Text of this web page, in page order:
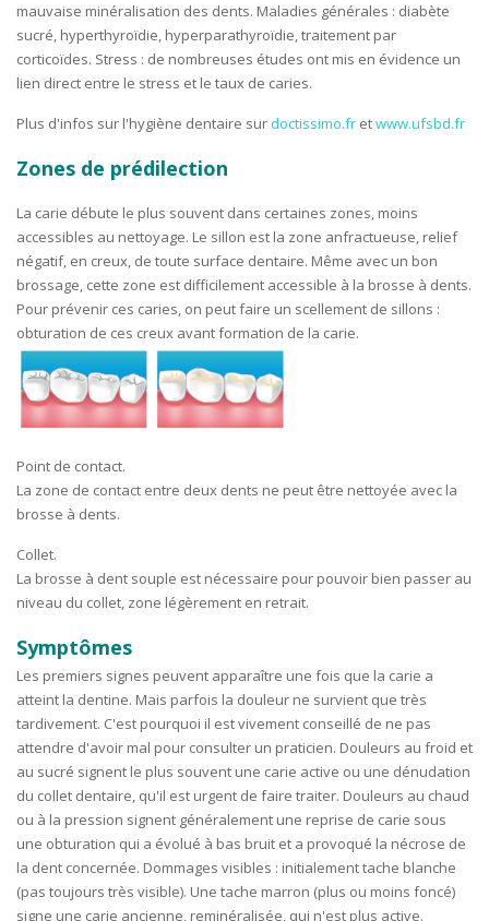
mauvaise minéralisation des dents. Maladies générales : diabète
sucré, hyperthyroïdie, hyperparathyroïdie, traitement par
corticoïdes. Stress : de nombreuses études ont mis en évidence un
lien direct entre le stress et le taux de caries.
Plus d'infos sur l'hygiène dentaire surdoctissimo.fr etwww.ufsbd.fr
Zones de prédilection
La carie débute le plus souvent dans certaines zones, moins
accessibles au nettoyage. Le sillon est la zone anfractueuse, relief
négatif, en creux, de toute surface dentaire. Même avec un bon
brossage, cette zone est difficilement accessible à la brosse à dents.
Pour prévenir ces caries, on peut faire un scellement de sillons :
obturation de ces creux avant formation de la carie.
Point de contact.
La zone de contact entre deux dents ne peut être nettoyée avec la
brosse à dents.
Collet.
La brosse à dent souple est nécessaire pour pouvoir bien passer au
niveau du collet, zone légèrement en retrait.
Symptômes
Les premiers signes peuvent apparaître une fois que la carie a
atteint la dentine. Mais parfois la douleur ne survient que très
tardivement. C'est pourquoi il est vivement conseillé de ne pas
attendre d'avoir mal pour consulter un praticien. Douleurs au froid et
au sucré signent le plus souvent une carie active ou une dénudation
du collet dentaire, qu'il est urgent de faire traiter. Douleurs au chaud
ou à la pression signent généralement une reprise de carie sous
une obturation qui a évolué à bas bruit et a provoqué la nécrose de
la dent concernée. Dommages visibles : initialement tache blanche
(pas toujours très visible). Une tache marron (plus ou moins foncé)
signe une carie ancienne, reminéralisée, qui n'est plus active.